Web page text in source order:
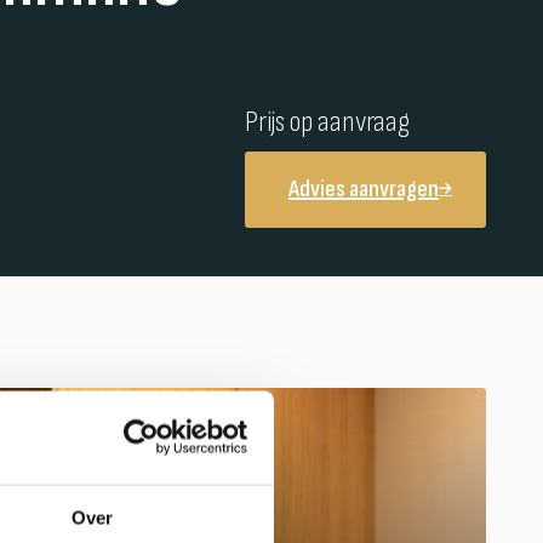
Over
Prijs op aanvraag
Advies aanvragen